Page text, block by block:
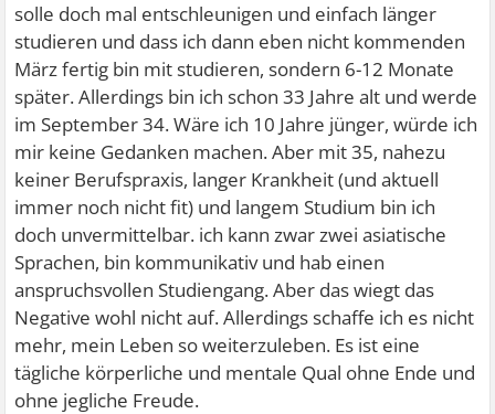
solle doch mal entschleunigen und einfach länger
studieren und dass ich dann eben nicht kommenden
März fertig bin mit studieren, sondern 6-12 Monate
später. Allerdings bin ich schon 33 Jahre alt und werde
im September 34. Wäre ich 10 Jahre jünger, würde ich
mir keine Gedanken machen. Aber mit 35, nahezu
keiner Berufspraxis, langer Krankheit (und aktuell
immer noch nicht fit) und langem Studium bin ich
doch unvermittelbar. ich kann zwar zwei asiatische
Sprachen, bin kommunikativ und hab einen
anspruchsvollen Studiengang. Aber das wiegt das
Negative wohl nicht auf. Allerdings schaffe ich es nicht
mehr, mein Leben so weiterzuleben. Es ist eine
tägliche körperliche und mentale Qual ohne Ende und
ohne jegliche Freude.